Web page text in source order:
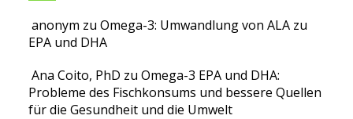
anonym zuOmega-3: Umwandlung von ALA zu
EPA und DHA
Ana Coito, PhD zuOmega-3 EPA und DHA:
Probleme des Fischkonsums und bessere Quellen
für die Gesundheit und die Umwelt